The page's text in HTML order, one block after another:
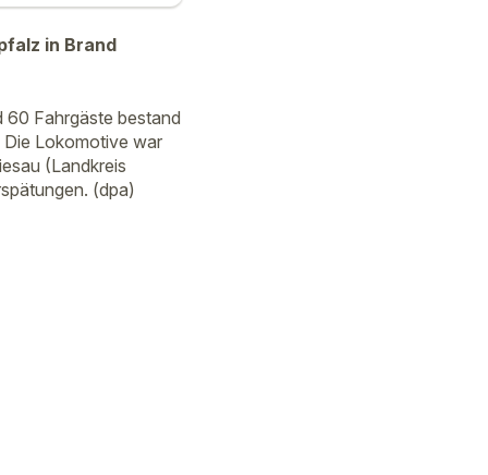
in Brand
60 Fahrgäste bestand
Die Lokomotive war
(Landkreis
(dpa)